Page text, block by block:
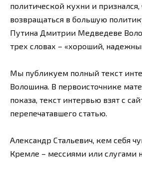
политической кухни и признался,
возвращаться в большую
Путина Дмитрии Медведеве
трех словах – «хороший,
Мы публикуем полный текст
Волошина. В первоисточнике
показа, текст интервью взят с
перепечатавшего статью.
Александр Стальевич, кем себя
Кремле – мессиями или слугами